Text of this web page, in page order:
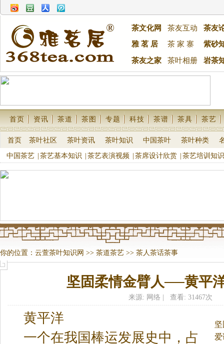
茶文化网 茶友互动
茶友
雅 茗 居
茶 家 寨 紫砂
茶友之家 茶叶相册 岩茶
首页 资讯 茶道 茶图 专题 科技 茶谱 茶具 茶艺
首页 茶叶社区 茶叶资讯 茶叶知识 中国茶叶 茶叶种类
中国茶艺 茶艺基本知识 茶艺表演视频 茶席设计欣赏 茶艺培训知识
你的位置： 云萱茶叶知识网 >> 茶道茶艺 >> 茶人茶话茶事
坚固柔情金臂人──黄平
来源: 网络 | 查看: 31467次
黄平洋
一个在我国棒运发展史中，占